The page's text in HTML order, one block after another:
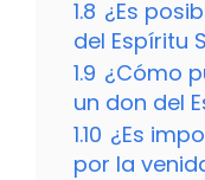
1.8 ¿Es
del Espíritu
1.9 ¿Cómo
un don del
1.10 ¿Es
por la